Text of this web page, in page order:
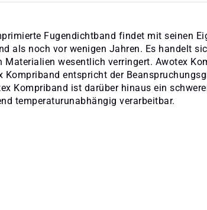
Fugendichtband findet mit seinen
als noch vor wenigen Jahren. Es handelt
wesentlich verringert. Awotex
entspricht der
Kompriband ist darüber hinaus ein
temperaturunabhängig verarbeitbar.